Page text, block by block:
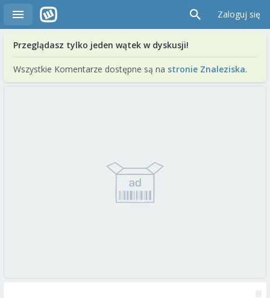
Zaloguj się
Przeglądasz tylko jeden wątek w dyskusji!
Wszystkie Komentarze dostępne są na stronie Znaleziska.